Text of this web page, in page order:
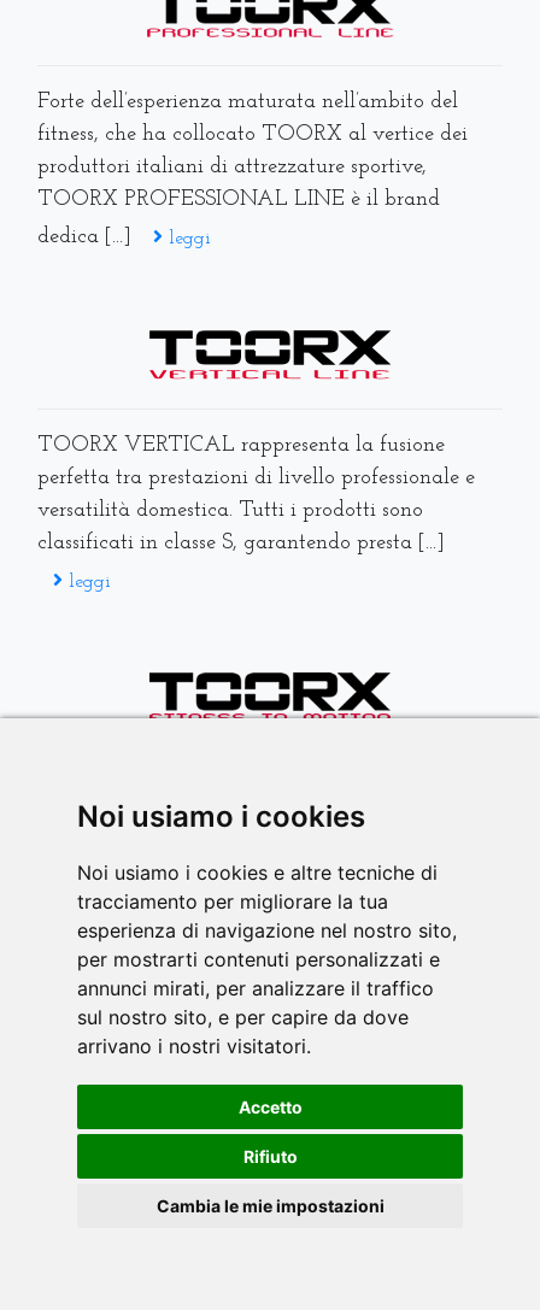
Noi usiamo i cookies
Noi usiamo i cookies e altre tecniche di
tracciamento per migliorare la tua
esperienza di navigazione nel nostro sito,
per mostrarti contenuti personalizzati e
annunci mirati, per analizzare il traffico
sul nostro sito, e per capire da dove
arrivano i nostri visitatori.
Accetto
Rifiuto
Cambia le mie impostazioni
Forte dell’esperienza maturata nell’ambito del
fitness, che ha collocato TOORX al vertice dei
produttori italiani di attrezzature sportive,
TOORX PROFESSIONAL LINE è il brand
dedica [...]
leggi
TOORX VERTICAL rappresenta la fusione
perfetta tra prestazioni di livello professionale e
versatilità domestica. Tutti i prodotti sono
classificati in classe S, garantendo presta [...]
leggi
dell'home fitness e della boxe: propone tapis
vogatori, panche, stazioni multifunzioni, accessori
pe [...]
leggi
Il fitness di qualità alla portata di tutti. Potrebbe
essere lo slogan del brand Everfit, che propone
una nutrita linea di biciclette da camera,